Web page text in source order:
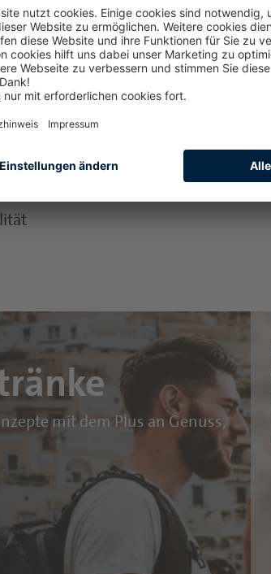
den färbenden
Sie von
hin zu Orangetönen
mit dem Plus an Genuss,